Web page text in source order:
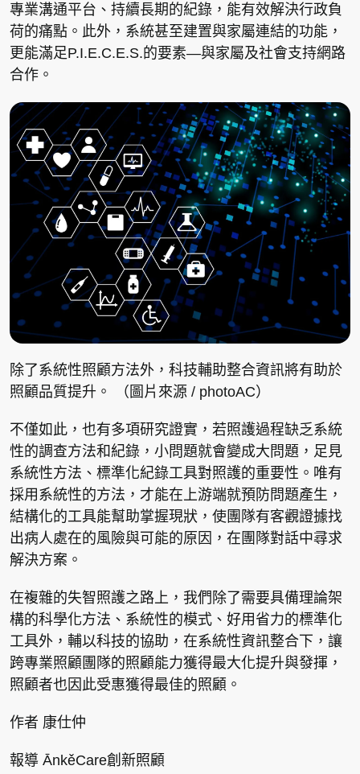
專業溝通平台、持續長期的紀錄，能有效解決行政負
荷的痛點。此外，系統甚至建置與家屬連結的功能，
更能滿足P.I.E.C.E.S.的要素—與家屬及社會支持網路
合作。
除了系統性照顧方法外，科技輔助整合資訊將有助於
照顧品質提升。 （圖片來源 / photoAC）
不僅如此，也有多項研究證實，若照護過程缺乏系統
性的調查方法和紀錄，小問題就會變成大問題，足見
系統性方法、標準化紀錄工具對照護的重要性。唯有
採用系統性的方法，才能在上游端就預防問題產生，
結構化的工具能幫助掌握現狀，使團隊有客觀證據找
出病人處在的風險與可能的原因，在團隊對話中尋求
解決方案。
在複雜的失智照護之路上，我們除了需要具備理論架
構的科學化方法、系統性的模式、好用省力的標準化
工具外，輔以科技的協助，在系統性資訊整合下，讓
跨專業照顧團隊的照顧能力獲得最大化提升與發揮，
照顧者也因此受惠獲得最佳的照顧。
作者 康仕仲
報導 ĀnkěCare創新照顧